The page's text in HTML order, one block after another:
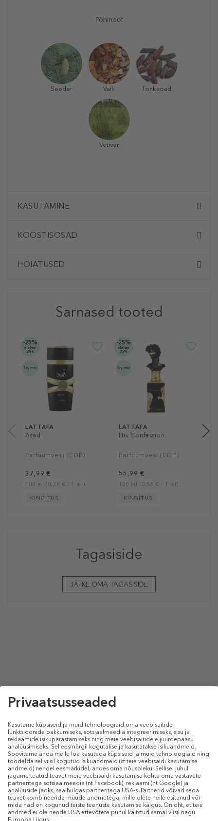
Põhinoot
Seeder Vaik Tonkaoad
Vetiver
KASUTAMINE
KOOSTISOSAD
HOIATUSED
Sarnased tooted
-25%
alates
29€
LATTAFA
Asad
Parfüümvesi (EDP)
37,99 €
100 ml (0,38 € / 1 ml)
KINGITUS
-25%
alates
29€
LATTAFA
His Confession
Parfüümvesi (EDP)
55,99 €
100 ml (0,56 € / 1 ml)
KINGITUS
Tagasiside
JÄTKE OMA TAGASISIDE